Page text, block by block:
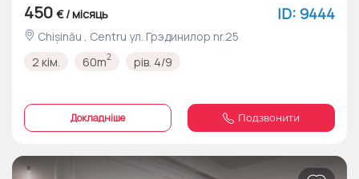
450 € / місяць ID: 9444
Chișinău , Centru ул. Грэдинилор nr.25
2 кім.
60m2 рів. 4/9
Докладніше Подзвонити